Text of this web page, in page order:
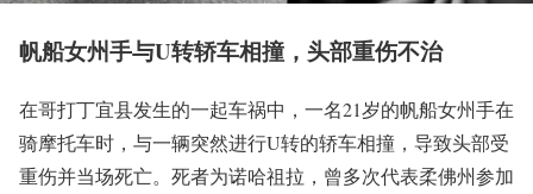
帆船女州手与U转轿车相撞，头部重伤不治
在哥打丁宜县发生的一起车祸中，一名21岁的帆船女州手在
骑摩托车时，与一辆突然进行U转的轿车相撞，导致头部受
重伤并当场死亡。死者为诺哈祖拉，曾多次代表柔佛州参加